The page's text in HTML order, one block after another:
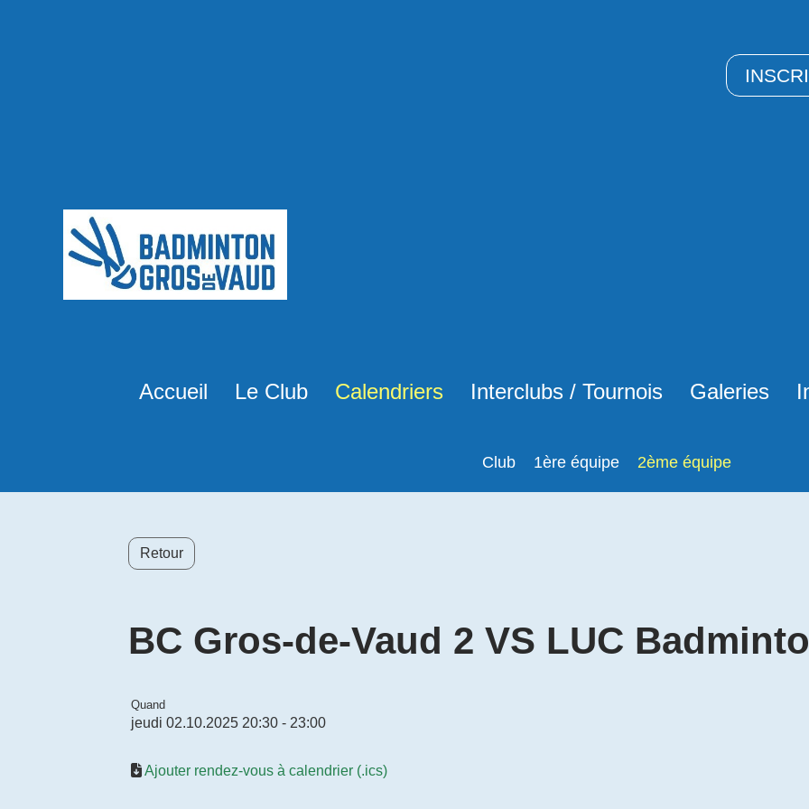
Accueil Le Club Calendriers Interclubs / Tournois Galeries
Club 1ère équipe 2ème équipe
Retour
BC Gros-de-Vaud 2 VS LUC
Quand
jeudi 02.10.2025 20:30 - 23:00
Ajouter rendez-vous à calendrier (.ics)